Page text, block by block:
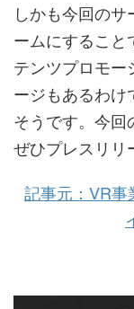
しかも今回の
ームにすること
テンツプロモ
ージもあるわけ
そうです。今回
ぜひプレスリリ
記事元：VR事